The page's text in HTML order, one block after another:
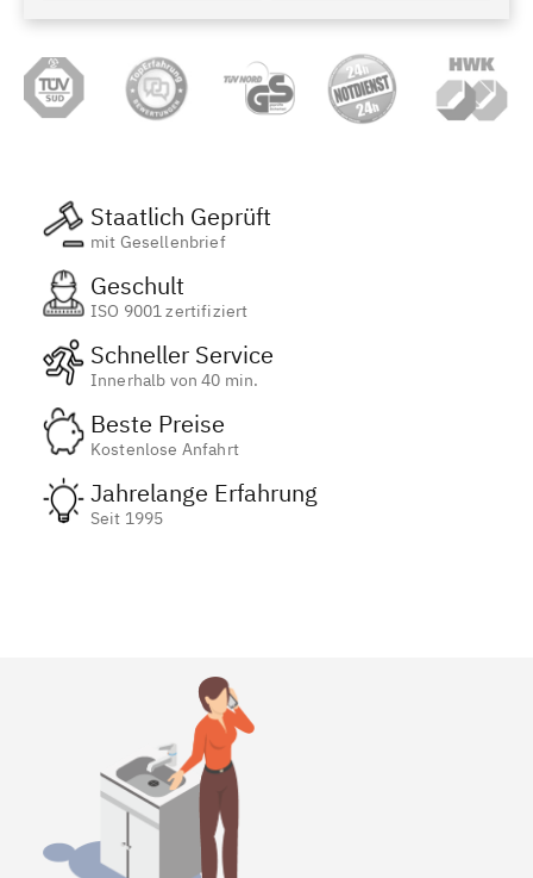
Staatlich Geprüft
mit Gesellenbrief
Geschult
ISO 9001 zertifiziert
Schneller Service
Innerhalb von 40 min.
Beste Preise
Kostenlose Anfahrt
Jahrelange Erfahrung
Seit 1995